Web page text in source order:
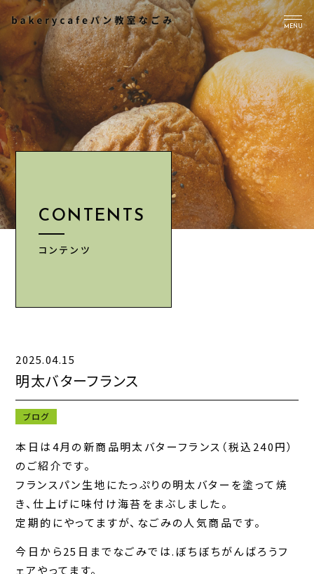
MENU
TOP
PICK UP
ABOUT US
Instagram
CONTENTS
NEWS
CONTACT
お知らせ一覧
CONTENTS
コンテンツ
2025.04.15
明太バターフランス
ブログ
本日は4月の新商品明太バターフランス（税込240円）
のご紹介です。
フランスパン生地にたっぷりの明太バターを塗って焼
き、仕上げに味付け海苔をまぶしました。
定期的にやってますが、なごみの人気商品です。
今日から25日までなごみでは.ぼちぼちがんばろうフ
ェアやってます。